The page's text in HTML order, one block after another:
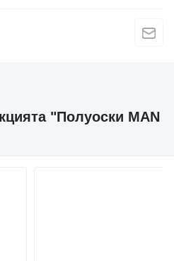
"Полуоски MAN